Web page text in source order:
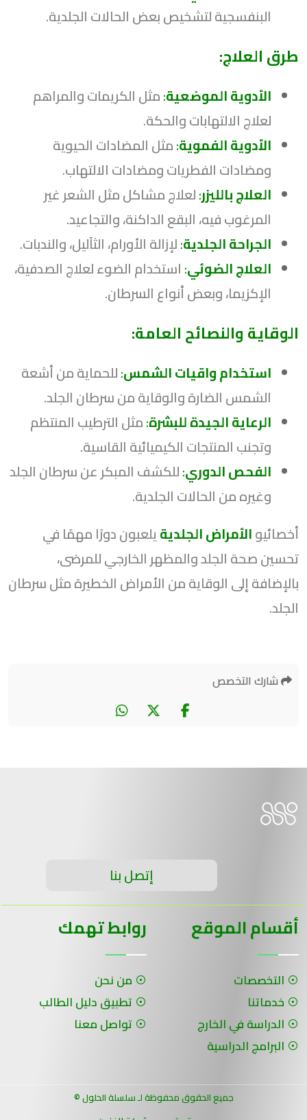
البنفسجية لتشخيص بعض الحالات الجلدية.
طرق العلاج:
الأدوية الموضعية:مثل الكريمات والمراهم
لعلاج الالتهابات والحكة.
الأدوية الفموية:مثل المضادات الحيوية
ومضادات الفطريات ومضادات الالتهاب.
العلاج بالليزر:لعلاج مشاكل مثل الشعر غير
المرغوب فيه، البقع الداكنة، والتجاعيد.
الجراحة الجلدية:لإزالة الأورام، الثآليل، والندبات.
العلاج الضوئي:استخدام الضوء لعلاج الصدفية،
الإكزيما، وبعض أنواع السرطان.
الوقاية والنصائح العامة:
استخدام واقيات الشمس:للحماية من أشعة
الشمس الضارة والوقاية من سرطان الجلد.
الرعاية الجيدة للبشرة:مثل الترطيب المنتظم
وتجنب المنتجات الكيميائية القاسية.
الفحص الدوري:للكشف المبكر عن سرطان الجلد
وغيره من الحالات الجلدية.
أخصائيوالأمراض الجلديةيلعبون دورًا مهمًا في
تحسين صحة الجلد والمظهر الخارجي للمرضى،
بالإضافة إلى الوقاية من الأمراض الخطيرة مثل سرطان
الجلد.
شارك التخصص
إتصل بنا
أقسام الموقع
التخصصات
خدماتنا
الدراسة في الخارج
البرامج الدراسية
روابط تهمك
من نحن
تطبيق دليل الطالب
تواصل معنا
جميع الحقوق محفوظة لـ سلسلة الحلول ©